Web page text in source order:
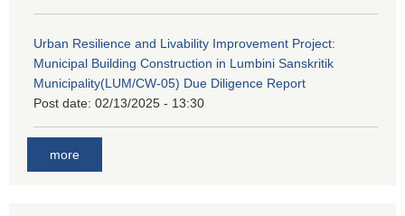
Urban Resilience and Livability Improvement Project:
Municipal Building Construction in Lumbini Sanskritik
Municipality(LUM/CW-05) Due Diligence Report
Post date: 02/13/2025 - 13:30
more